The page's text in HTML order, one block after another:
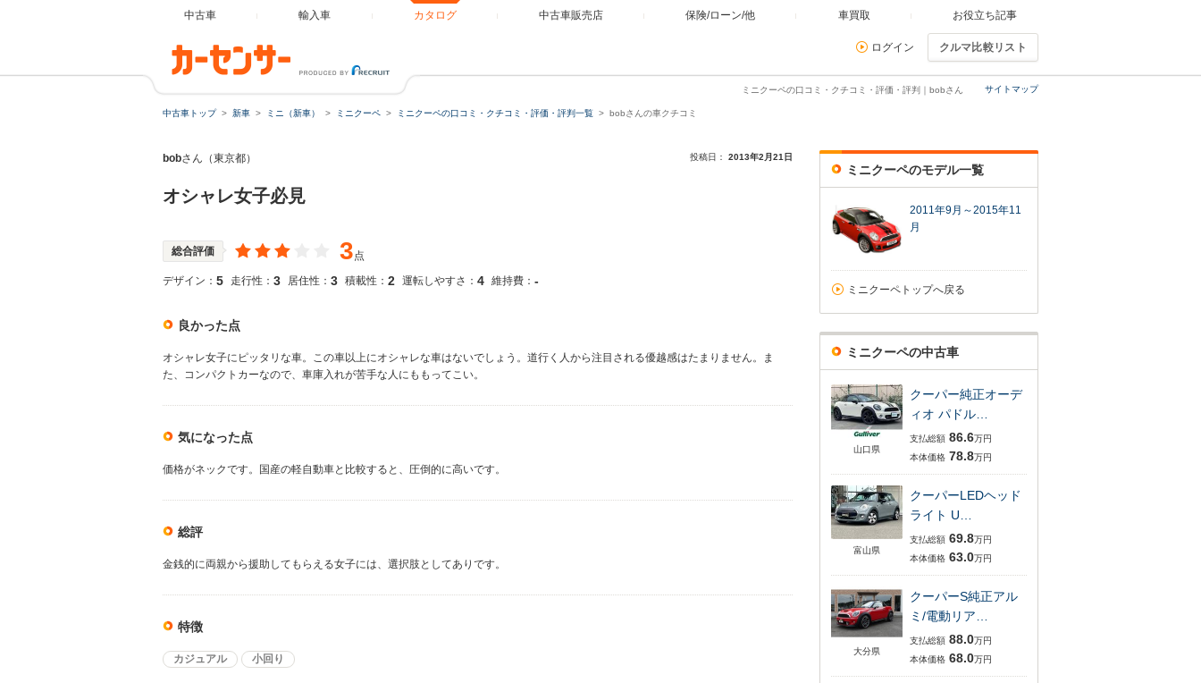
中古車 輸入車 カタログ 中古車販売店 保険/ローン/他 車買取 お役立ち記事
ログイン クルマ比較リスト
サイトマップ
ミニクーペの口コミ・クチコミ・評価・評判｜bobさん
中古車トップ 新車 ミニ（新車） ミニクーペ ミニクーペの口コミ・クチコミ・評価・評判一覧 bobさんの車クチコミ
bobさん（東京都） 投稿日： 2013年2月21日
オシャレ女子必見
総合評価 3点
デザイン： 5 走行性： 3 居住性： 3 積載性： 2 運転しやすさ： 4 維持費： -
良かった点
オシャレ女子にピッタリな車。この車以上にオシャレな車はないでしょう。道行く人から注目される優越感はたまりません。ま
た、コンパクトカーなので、車庫入れが苦手な人にももってこい。
気になった点
価格がネックです。国産の軽自動車と比較すると、圧倒的に高いです。
総評
金銭的に両親から援助してもらえる女子には、選択肢としてありです。
特徴
カジュアル 小回り
ミニクーペのモデル一覧
2011年9月～2015年11
月
ミニクーペトップへ戻る
ミニクーペの中古車
山口県
クーパー純正オーデ
ィオ パドル…
支払総額 86.6万円
本体価格 78.8万円
富山県
クーパーLEDヘッド
ライト U…
支払総額 69.8万円
本体価格 63.0万円
大分県
クーパーS純正アル
ミ/電動リア…
支払総額 88.0万円
本体価格 68.0万円